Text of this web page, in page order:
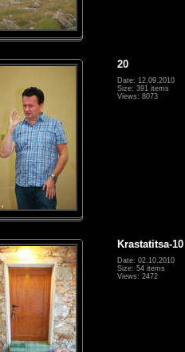
20
Date: 12.09.2010
Size: 391 items
Views: 8073
Krastatitsa-10
Date: 02.10.2010
Size: 54 items
Views: 2472